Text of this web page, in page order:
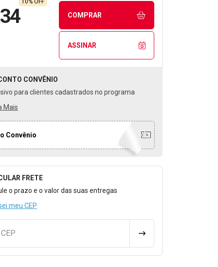
COMPRAR
ASSINAR
CONVÊNIO
para clientes cadastrados no programa
Mais
Convênio
para Calcular o Frete
FRETE
o prazo e o valor das suas entregas
meu CEP
CALCULAR FRETE